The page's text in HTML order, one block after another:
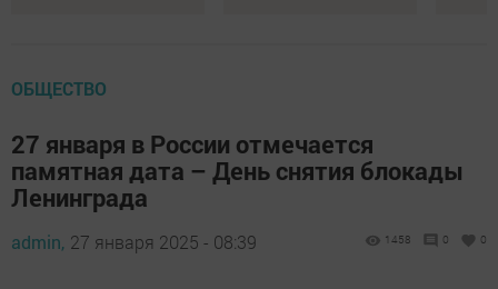
ОБЩЕСТВО
27 января в России отмечается
памятная дата – День снятия блокады
Ленинграда
admin, 27 января 2025 - 08:39 1458 0 0